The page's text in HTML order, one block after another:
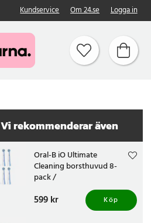
Kundservice Om 24.se Logga in
Vi rekommenderar även
Oral-B iO Ultimate
Cleaning borsthuvud 8-
pack /
ersättningsborsthuvud för
Oral-B iO / tandborsthuvud
för djup rengöring
Pris:599 kr
599 kr Köp